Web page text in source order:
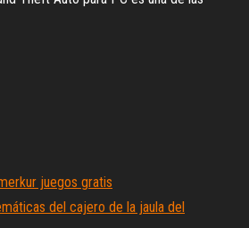
juegos gratis
del cajero de la jaula del